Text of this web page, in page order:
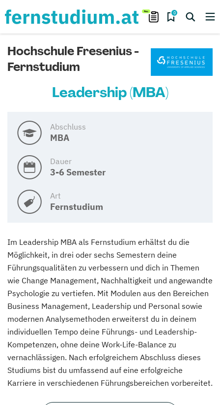
0
Hochschule Fresenius -
Fernstudium
Leadership (MBA)
Abschluss
MBA
Dauer
3-6 Semester
Art
Fernstudium
Im Leadership MBA als Fernstudium erhältst du die
Möglichkeit, in drei oder sechs Semestern deine
Führungsqualitäten zu verbessern und dich in Themen
wie Change Management, Nachhaltigkeit und angewandte
Psychologie zu vertiefen. Mit Modulen aus den Bereichen
Business Management, Leadership und Personal sowie
modernen Analysemethoden erweiterst du in deinem
individuellen Tempo deine Führungs- und Leadership-
Kompetenzen, ohne deine Work-Life-Balance zu
vernachlässigen. Nach erfolgreichem Abschluss dieses
Studiums bist du umfassend auf eine erfolgreiche
Karriere in verschiedenen Führungsbereichen vorbereitet.